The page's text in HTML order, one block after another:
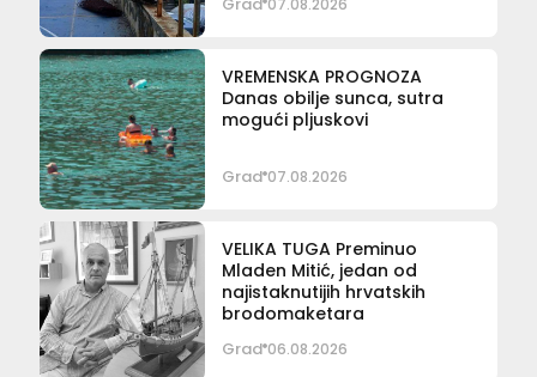
Grad 07.08.2026
VREMENSKA PROGNOZA
Danas obilje sunca, sutra
mogući pljuskovi
Grad 07.08.2026
VELIKA TUGA Preminuo
Mladen Mitić, jedan od
najistaknutijih hrvatskih
brodomaketara
Grad 06.08.2026